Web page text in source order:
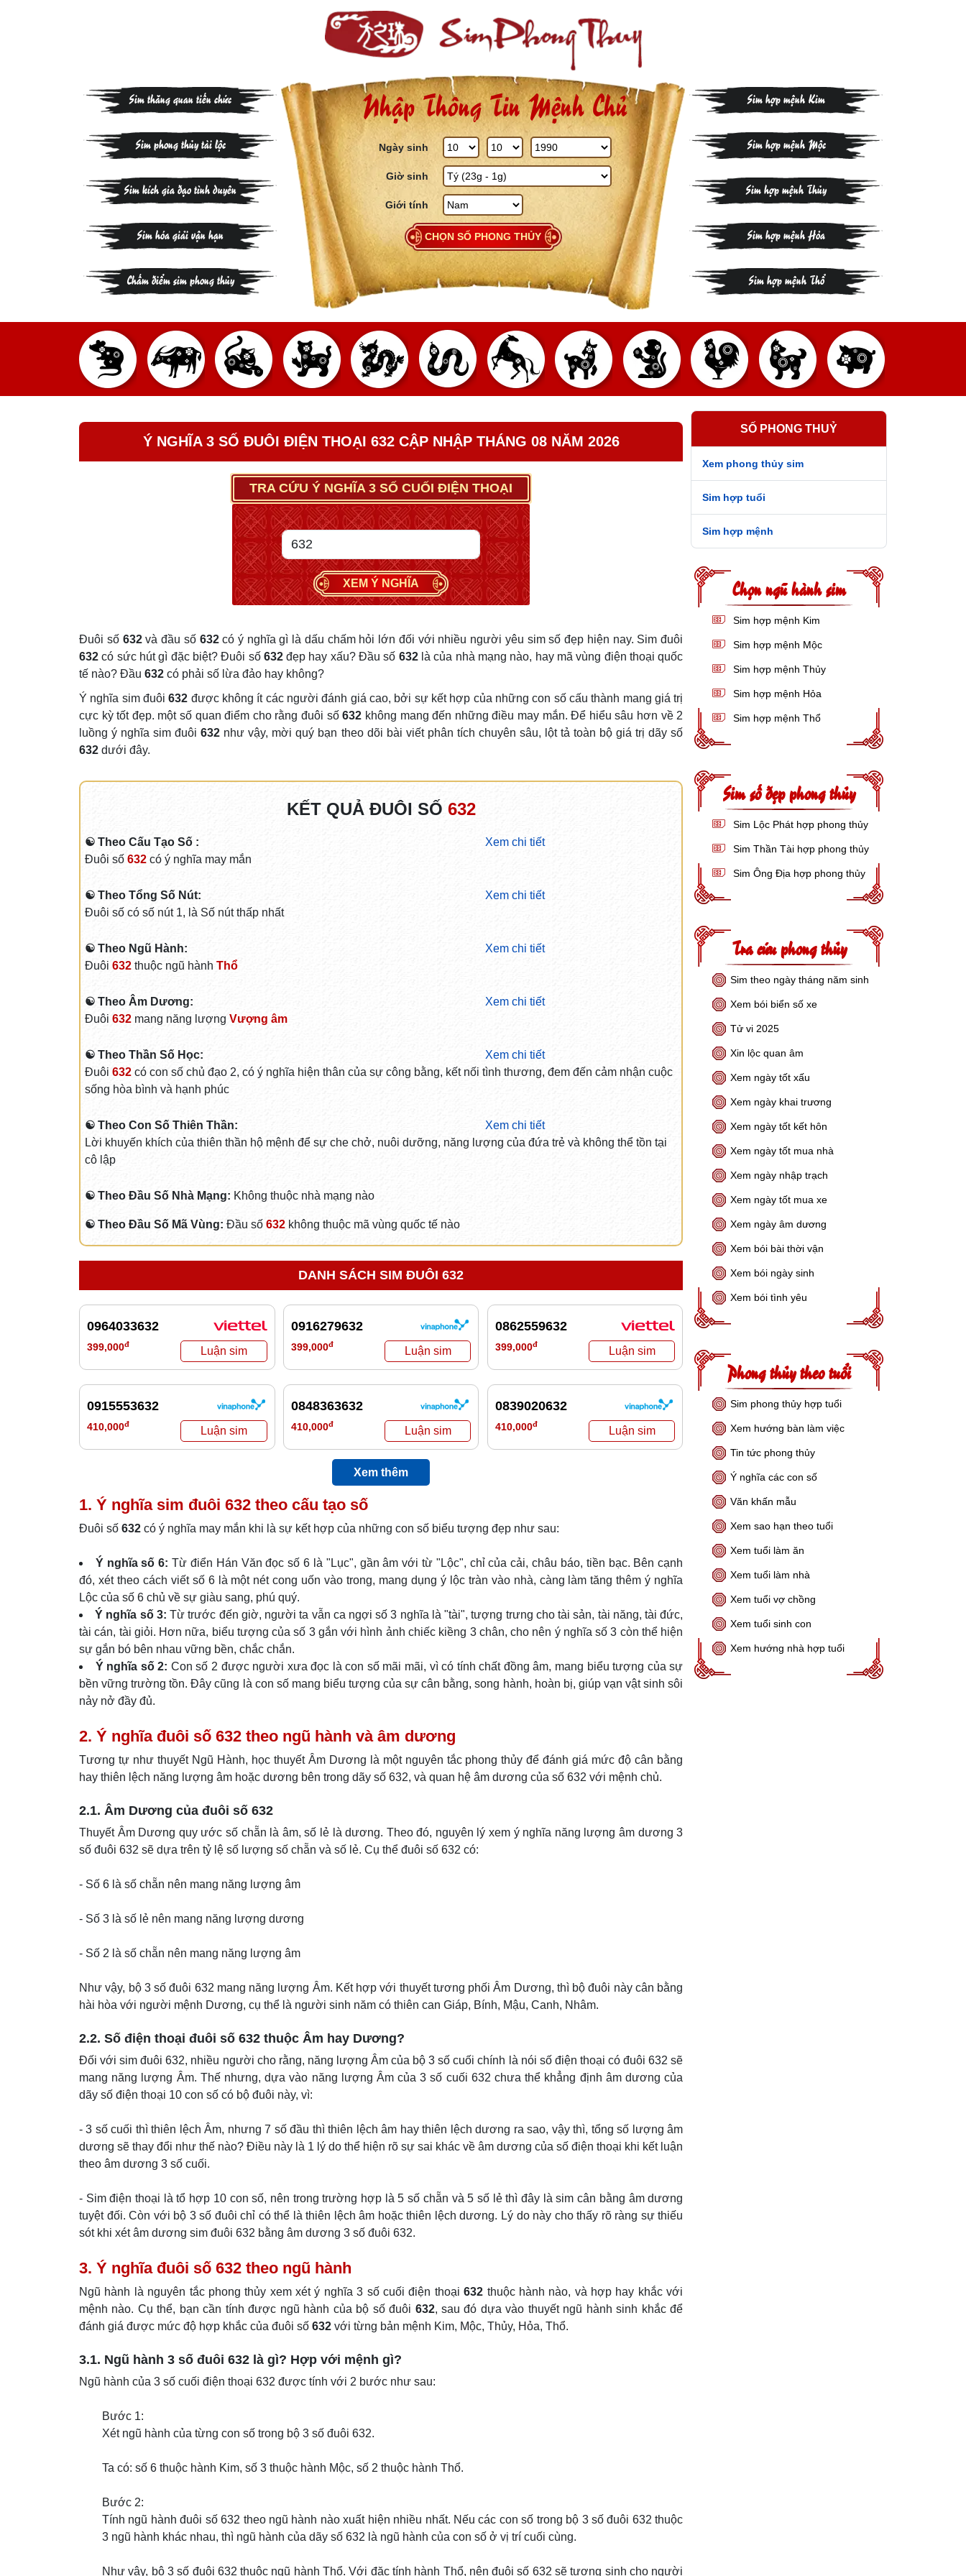
Sim thăng quan tiến chức
Sim phong thủy tài lộc
Sim kích gia đạo tình duyên
Sim hóa giải vận hạn
Chấm điểm sim phong thủy
Nhập Thông Tin Mệnh Chủ
Ngày sinh
Giờ sinh
Giới tính
CHỌN SỐ PHONG THỦY
Sim hợp mệnh Kim
Sim hợp mệnh Mộc
Sim hợp mệnh Thủy
Sim hợp mệnh Hỏa
Sim hợp mệnh Thổ
Ý NGHĨA 3 SỐ ĐUÔI ĐIỆN THOẠI 632 CẬP NHẬP THÁNG 08 NĂM 2026
TRA CỨU Ý NGHĨA 3 SỐ CUỐI ĐIỆN THOẠI
XEM Ý NGHĨA
Đuôi số 632và đầu số 632có ý nghĩa gì là dấu chấm hỏi lớn đối với nhiều người yêu sim số đẹp hiện nay. Sim đuôi
632 có sức hút gì đặc biệt? Đuôi số 632đẹp hay xấu? Đầu số 632là của nhà mạng nào, hay mã vùng điện thoại quốc
tế nào? Đầu 632 có phải số lừa đảo hay không?
Ý nghĩa sim đuôi632 được không ít các người đánh giá cao, bởi sự kết hợp của những con số cấu thành mang giá trị
cực kỳ tốt đẹp. một số quan điểm cho rằng đuôi số632 không mang đến những điều may mắn. Để hiểu sâu hơn về 2
luồng ý nghĩa sim đuôi632 như vậy, mời quý bạn theo dõi bài viết phân tích chuyên sâu, lột tả toàn bộ giá trị dãy số
632 dưới đây.
KẾT QUẢ ĐUÔI SỐ 632
☯ Theo Cấu Tạo Số :
Xem chi tiết
Đuôi số 632có ý nghĩa may mắn
☯ Theo Tổng Số Nút:
Xem chi tiết
Đuôi số có số nút 1, là Số nút thấp nhất
☯ Theo Ngũ Hành:
Xem chi tiết
Đuôi 632thuộc ngũ hành Thổ
☯ Theo Âm Dương:
Xem chi tiết
Đuôi 632mang năng lượng Vượng âm
☯ Theo Thần Số Học:
Xem chi tiết
Đuôi 632có con số chủ đạo 2, có ý nghĩa hiện thân của sự công bằng, kết nối tình thương, đem đến cảm nhận cuộc
sống hòa bình và hạnh phúc
☯ Theo Con Số Thiên Thần:
Xem chi tiết
Lời khuyến khích của thiên thần hộ mệnh để sự che chở, nuôi dưỡng, năng lượng của đứa trẻ và không thể tồn tại
cô lập
☯ Theo Đầu Số Nhà Mạng: Không thuộc nhà mạng nào
☯ Theo Đầu Số Mã Vùng: Đầu số 632không thuộc mã vùng quốc tế nào
DANH SÁCH SIM ĐUÔI 632
0964033632
399,000đ
0916279632
399,000đ
0862559632
399,000đ
0915553632
410,000đ
0848363632
410,000đ
0839020632
410,000đ
Xem thêm
1. Ý nghĩa sim đuôi 632 theo cấu tạo số
Đuôi số 632 có ý nghĩa may mắn khi là sự kết hợp của những con số biểu tượng đẹp như sau:
Ý nghĩa số 6: Từ điển Hán Văn đọc số 6 là "Lục", gần âm với từ "Lộc", chỉ của cải, châu báo, tiền bạc. Bên cạnh
đó, xét theo cách viết số 6 là một nét cong uốn vào trong, mang dụng ý lộc tràn vào nhà, càng làm tăng thêm ý nghĩa
Lộc của số 6 chủ về sự giàu sang, phú quý.
Ý nghĩa số 3: Từ trước đến giờ, người ta vẫn ca ngợi số 3 nghĩa là "tài", tượng trưng cho tài sản, tài năng, tài đức,
tài cán, tài giỏi. Hơn nữa, biểu tượng của số 3 gắn với hình ảnh chiếc kiềng 3 chân, cho nên ý nghĩa số 3 còn thể hiện
sự gắn bó bên nhau vững bền, chắc chắn.
Ý nghĩa số 2: Con số 2 được người xưa đọc là con số mãi mãi, vì có tính chất đồng âm, mang biểu tượng của sự
bền vững trường tồn. Đây cũng là con số mang biểu tượng của sự cân bằng, song hành, hoàn bị, giúp vạn vật sinh sôi
nảy nở đầy đủ.
2. Ý nghĩa đuôi số 632 theo ngũ hành và âm dương
Tương tự như thuyết Ngũ Hành, học thuyết Âm Dương là một nguyên tắc phong thủy để đánh giá mức độ cân bằng
hay thiên lệch năng lượng âm hoặc dương bên trong dãy số 632, và quan hệ âm dương của số 632 với mệnh chủ.
2.1. Âm Dương của đuôi số 632
Thuyết Âm Dương quy ước số chẵn là âm, số lẻ là dương. Theo đó, nguyên lý xem ý nghĩa năng lượng âm dương 3
số đuôi 632 sẽ dựa trên tỷ lệ số lượng số chẵn và số lẻ. Cụ thể đuôi số 632 có:
- Số 6 là số chẵn nên mang năng lượng âm
- Số 3 là số lẻ nên mang năng lượng dương
- Số 2 là số chẵn nên mang năng lượng âm
Như vậy, bộ 3 số đuôi 632 mang năng lượng Âm. Kết hợp với thuyết tương phối Âm Dương, thì bộ đuôi này cân bằng
hài hòa với người mệnh Dương, cụ thể là người sinh năm có thiên can Giáp, Bính, Mậu, Canh, Nhâm.
2.2. Số điện thoại đuôi số 632 thuộc Âm hay Dương?
Đối với sim đuôi 632, nhiều người cho rằng, năng lượng Âm của bộ 3 số cuối chính là nói số điện thoại có đuôi 632 sẽ
mang năng lượng Âm. Thế nhưng, dựa vào năng lượng Âm của 3 số cuối 632 chưa thể khẳng định âm dương của
dãy số điện thoại 10 con số có bộ đuôi này, vì:
- 3 số cuối thì thiên lệch Âm, nhưng 7 số đầu thì thiên lệch âm hay thiên lệch dương ra sao, vậy thì, tổng số lượng âm
dương sẽ thay đổi như thế nào? Điều này là 1 lý do thể hiện rõ sự sai khác về âm dương của số điện thoại khi kết luận
theo âm dương 3 số cuối.
- Sim điện thoại là tổ hợp 10 con số, nên trong trường hợp là 5 số chẵn và 5 số lẻ thì đây là sim cân bằng âm dương
tuyệt đối. Còn với bộ 3 số đuôi chỉ có thể là thiên lệch âm hoặc thiên lệch dương. Lý do này cho thấy rõ ràng sự thiếu
sót khi xét âm dương sim đuôi 632 bằng âm dương 3 số đuôi 632.
3. Ý nghĩa đuôi số 632 theo ngũ hành
Ngũ hành là nguyên tắc phong thủy xem xét ý nghĩa 3 số cuối điện thoại632 thuộc hành nào, và hợp hay khắc với
mệnh nào. Cụ thể, bạn cần tính được ngũ hành của bộ số đuôi 632, sau đó dựa vào thuyết ngũ hành sinh khắc để
đánh giá được mức độ hợp khắc của đuôi số 632 với từng bản mệnh Kim, Mộc, Thủy, Hỏa, Thổ.
3.1. Ngũ hành 3 số đuôi 632 là gì? Hợp với mệnh gì?
Ngũ hành của 3 số cuối điện thoại 632 được tính với 2 bước như sau:
Bước 1:
Xét ngũ hành của từng con số trong bộ 3 số đuôi 632.
Ta có: số 6 thuộc hành Kim, số 3 thuộc hành Mộc, số 2 thuộc hành Thổ.
Bước 2:
Tính ngũ hành đuôi số 632 theo ngũ hành nào xuất hiện nhiều nhất. Nếu các con số trong bộ 3 số đuôi 632 thuộc
3 ngũ hành khác nhau, thì ngũ hành của dãy số 632 là ngũ hành của con số ở vị trí cuối cùng.
Như vậy, bộ 3 số đuôi 632 thuộc ngũ hành Thổ. Với đặc tính hành Thổ, nên đuôi số 632 sẽ tương sinh cho người
SỐ PHONG THUỶ
Xem phong thủy sim
Sim hợp tuổi
Sim hợp mệnh
Chọn ngũ hành sim
Sim hợp mệnh Kim
Sim hợp mệnh Mộc
Sim hợp mệnh Thủy
Sim hợp mệnh Hỏa
Sim hợp mệnh Thổ
Sim số đẹp phong thủy
Sim Lộc Phát hợp phong thủy
Sim Thần Tài hợp phong thủy
Sim Ông Địa hợp phong thủy
Tra cứu phong thủy
Sim theo ngày tháng năm sinh
Xem bói biển số xe
Tử vi 2025
Xin lộc quan âm
Xem ngày tốt xấu
Xem ngày khai trương
Xem ngày tốt kết hôn
Xem ngày tốt mua nhà
Xem ngày nhập trạch
Xem ngày tốt mua xe
Xem ngày âm dương
Xem bói bài thời vận
Xem bói ngày sinh
Xem bói tình yêu
Phong thủy theo tuổi
Sim phong thủy hợp tuổi
Xem hướng bàn làm việc
Tin tức phong thủy
Ý nghĩa các con số
Văn khấn mẫu
Xem sao hạn theo tuổi
Xem tuổi làm ăn
Xem tuổi làm nhà
Xem tuổi vợ chồng
Xem tuổi sinh con
Xem hướng nhà hợp tuổi